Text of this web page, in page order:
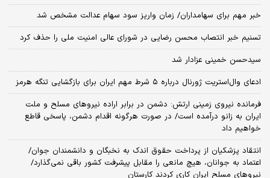
خبر مهم برای سهامداران/ زمان واریز سود سهام عدالت مشخص شد
تسنیم خبر انتصاب محسن رضایی در شورای عالی امنیت ملی را حذف کرد
سیدحسن خمینی عزادار شد
ادعای وال‌استریت ژورنال درباره ۵ شرط مهم ایران برای بازگشایی تنگه هرمز
فرمانده نیروی زمینی ارتش: دشمن در برابر اراده نیروهای مسلح و ملت
ایران به زانو درآمده است/ در صورت هرگونه اقدام دشمن، پاسخی قاطع
خواهیم داد
انتقاد پزشکیان از پرداخت حقوق اندک به نخبگان و دانشمندان جوان/
اعتماد به جوانان، هیچ مانعی را مقابل پیشرفت کشور باقی نمی‌گذارد/
نیروهای مسلح ایران کاری کردند کارستان